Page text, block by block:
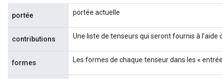
portée portée actuelle
contributions Une liste de tenseurs qui seront fournis à
formes Les formes de chaque tenseur dans les «